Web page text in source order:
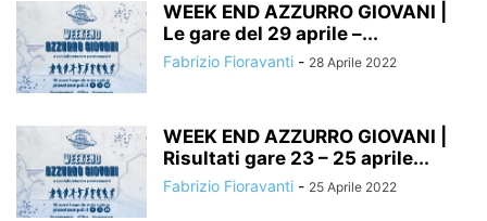
WEEK END AZZURRO GIOVANI |
Le gare del 29 aprile –...
Fabrizio Fioravanti - 28 Aprile 2022
WEEK END AZZURRO GIOVANI |
Risultati gare 23 – 25 aprile...
Fabrizio Fioravanti - 25 Aprile 2022